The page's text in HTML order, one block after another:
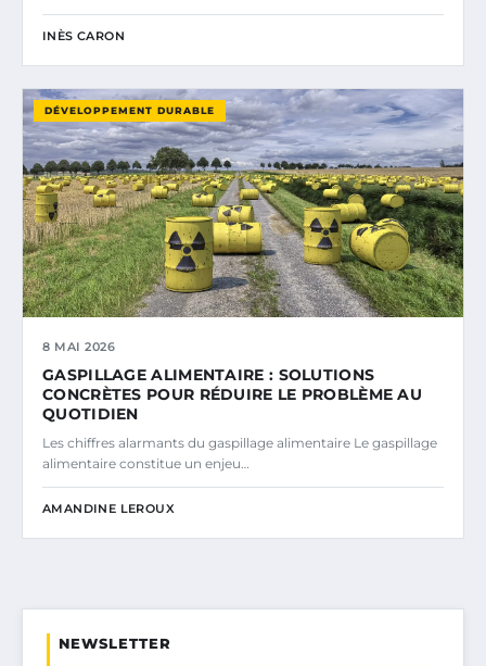
INÈS CARON
DÉVELOPPEMENT DURABLE
8 MAI 2026
GASPILLAGE ALIMENTAIRE : SOLUTIONS
CONCRÈTES POUR RÉDUIRE LE PROBLÈME AU
QUOTIDIEN
Les chiffres alarmants du gaspillage alimentaire Le gaspillage
alimentaire constitue un enjeu…
AMANDINE LEROUX
NEWSLETTER